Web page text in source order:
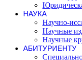
НАУКА
Научно-
Научные
Научные
АБИТУРИЕНТУ